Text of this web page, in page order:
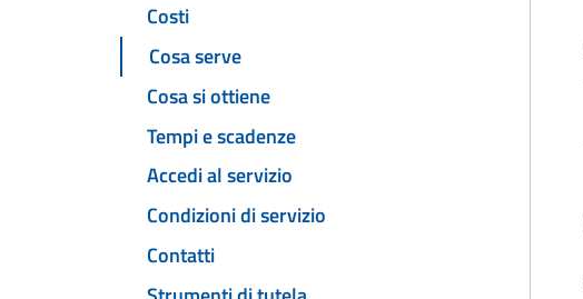
Costi
Cosa serve
Cosa si ottiene
Tempi e scadenze
Accedi al servizio
Condizioni di servizio
Contatti